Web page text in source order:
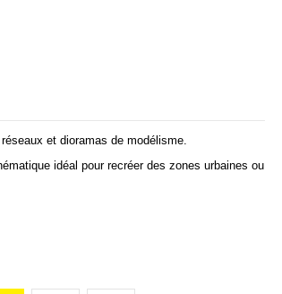
et dioramas de modélisme.
idéal pour recréer des zones urbaines ou